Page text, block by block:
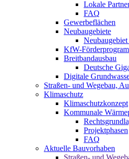
Lokale
FAQ
Gewerbeflächen
Neubaugebiete
KfW-
Breitbandausbau
Deutsche
Digitale
Straßen- und Wegebau,
Klimaschutz
Klimaschutzkonzept
Kommunale
Projektphasen
FAQ
Aktuelle Bauvorhaben
Straßen- und